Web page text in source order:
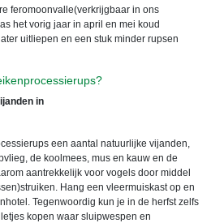
feromoonvalle(verkrijgbaar in ons
het vorig jaar in april en mei koud
uitliepen en een stuk minder rupsen
in
een aantal natuurlijke vijanden,
de koolmees, mus en kauw en de
aantrekkelijk voor vogels door middel
Hang een vleermuiskast op en
Tegenwoordig kun je in de herfst zelfs
kopen waar sluipwespen en